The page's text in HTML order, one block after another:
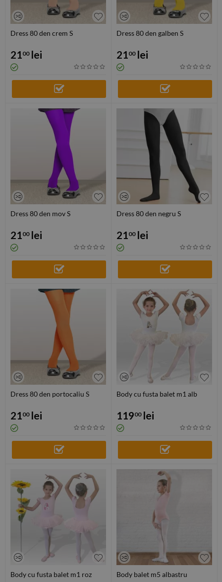
Dress 80 den crem S
2100 lei
Dress 80 den galben S
2100 lei
Dress 80 den mov S
2100 lei
Dress 80 den negru S
2100 lei
Dress 80 den portocaliu S
2100 lei
Body cu fusta balet m1 alb
11900 lei
Body cu fusta balet m1 roz Body balet m5 albastru